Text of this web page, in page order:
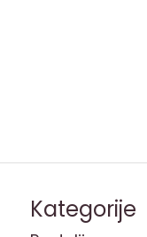
Kategorije